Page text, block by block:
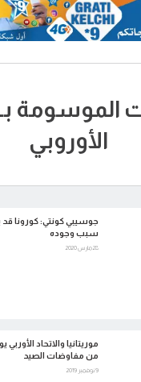
الموسومة بـ:
الأوروبي
جوسيبي كونتي: كورونا قد
سبب وجوده
28 مارس 2020
موريتانيا والاتحاد
من مفاوضات الصيد
9 نوفمبر 2019